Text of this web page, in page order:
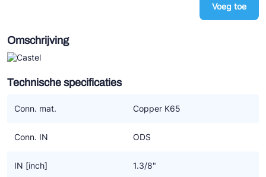
Voeg toe
Omschrijving
Technische specificaties
Conn. mat. Copper K65
Conn. IN ODS
IN [inch] 1.3/8"